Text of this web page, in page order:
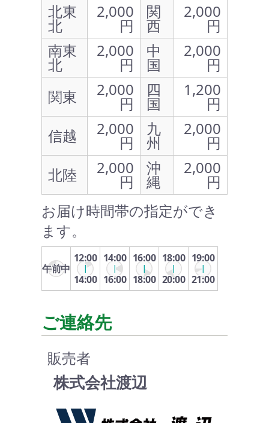
北東
北
2,000
円
関
西
2,000
円
南東
北
2,000
円
中
国
2,000
円
関東
2,000
円
四
国
1,200
円
信越
2,000
円
九
州
2,000
円
北陸
2,000
円
沖
縄
2,000
円
お届け時間帯の指定ができ
ます。
午前中
12:00
14:00
14:00
16:00
16:00
18:00
18:00
20:00
19:00
21:00
ご連絡先
販売者
株式会社渡辺